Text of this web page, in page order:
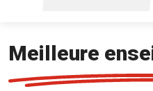
Meilleure